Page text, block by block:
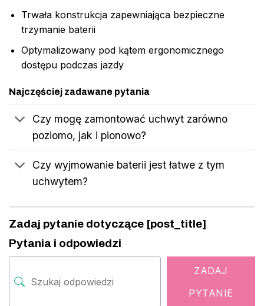
Trwała konstrukcja zapewniająca bezpieczne
trzymanie baterii
Optymalizowany pod kątem ergonomicznego
dostępu podczas jazdy
Najczęściej zadawane pytania
Czy mogę zamontować uchwyt zarówno
poziomo, jak i pionowo?
Czy wyjmowanie baterii jest łatwe z tym
uchwytem?
Zadaj pytanie dotyczące [post_title]
Pytania i odpowiedzi
ZADAJ
PYTANIE